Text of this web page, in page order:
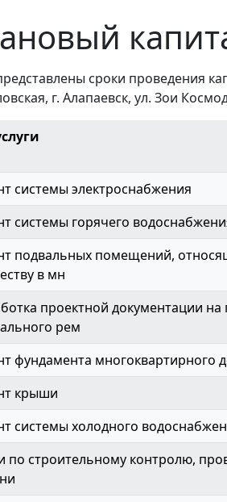
сроки проведения
г. Алапаевск, ул. Зои
системы электроснабжения
системы горячего
подвальных помещений,
в мн
проектной документации
рем
фундамента многоквартирного
крыши
системы холодного
по строительному контролю,